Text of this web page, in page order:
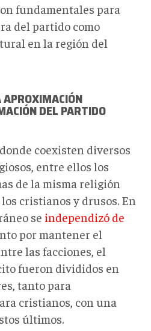
fundamentales para
del partido como
en la región del
DEL PARTIDO
coexisten diversos
entre ellos los
de la misma religión
cristianos y drusos. En
se independizó de
por mantener el
las facciones, el
fueron divididos en
tanto para
cristianos, con una
últimos.